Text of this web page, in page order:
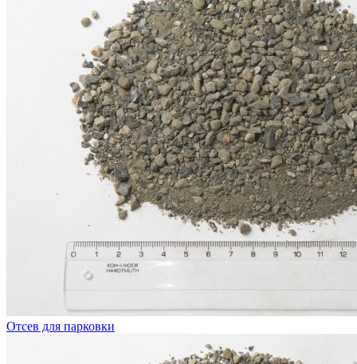
Отсев для парковки